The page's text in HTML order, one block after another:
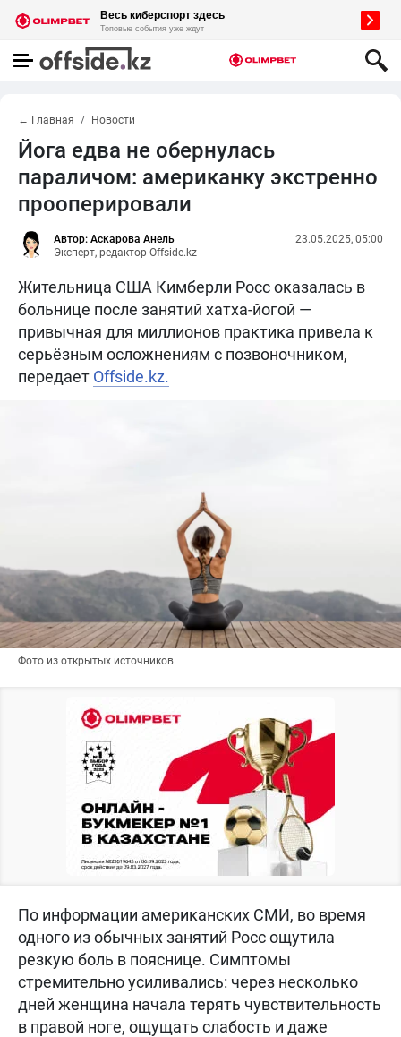
← Главная Новости
Йога едва не обернулась
параличом: американку экстренно
прооперировали
Автор: Аскарова Анель
Эксперт, редактор Offside.kz
23.05.2025, 05:00
Жительница США Кимберли Росс оказалась в
больнице после занятий хатха-йогой —
привычная для миллионов практика привела к
серьёзным осложнениям с позвоночником,
передает Offside.kz.
Фото из открытых источников
По информации американских СМИ, во время
одного из обычных занятий Росс ощутила
резкую боль в пояснице. Симптомы
стремительно усиливались: через несколько
дней женщина начала терять чувствительность
в правой ноге, ощущать слабость и даже